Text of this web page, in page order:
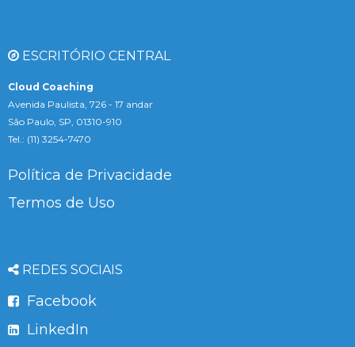
ESCRITÓRIO CENTRAL
Cloud Coaching
Avenida Paulista, 726 - 17 andar
São Paulo, SP, 01310-910
Tel.: (11) 3254-7470
Política de Privacidade
Termos de Uso
REDES SOCIAIS
Facebook
LinkedIn